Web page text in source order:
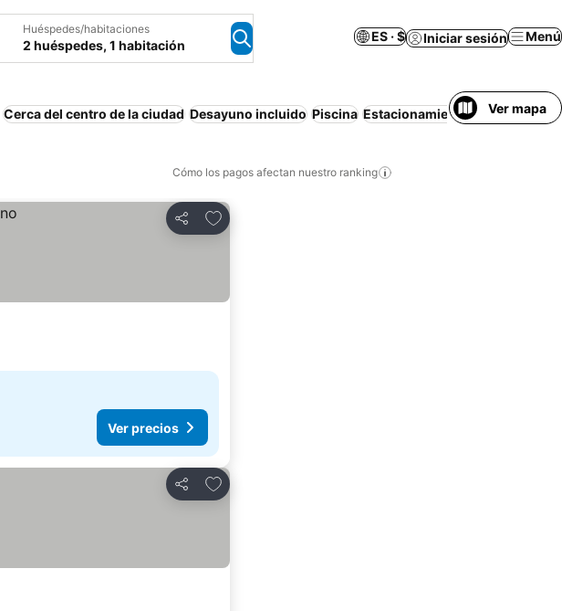
Huéspedes/habitaciones
2 huéspedes, 1 habitación
ES · $ Iniciar sesión Menú
Cerca del centro de la ciudad Desayuno incluido Piscina Estacionamiento Playa
Ver mapa
Cómo los pagos afectan nuestro ranking
Compartir
Agregar a favoritos
Ver precios
Compartir
Agregar a favoritos